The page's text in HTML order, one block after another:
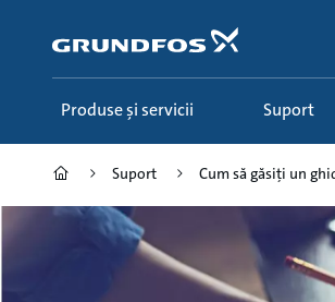
conținutul
principal
Produse și servicii Suport
Suport Cum să găsiți un